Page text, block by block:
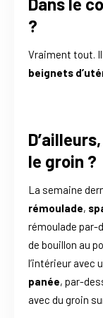
?
Vraiment tout. Il
beignets
le groin ?
La semaine
rémoulade,
rémoulade par-
de bouillon au
l’intérieur avec
panée, par-
avec du groin